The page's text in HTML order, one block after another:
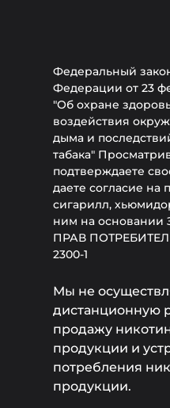
Федеральный
Федерации от 23
"Об охране
воздействия
дыма и
табака"
подтверждаете
даете согласие на
сигарилл,
ним на
ПРАВ
2300-1
Мы не
дистанционную
продажу
продукции и
потребления
продукции.